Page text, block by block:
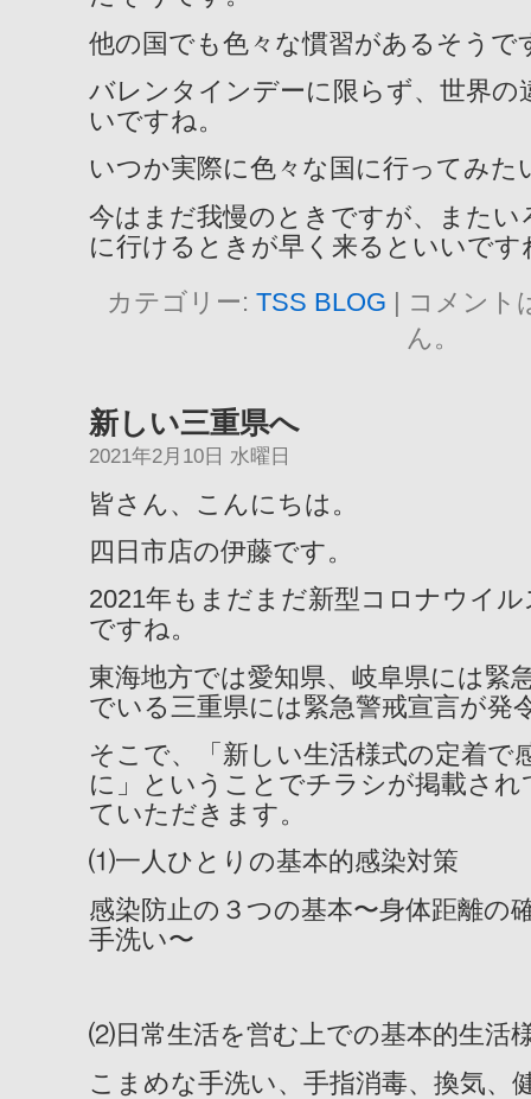
他の国でも色々な慣習があるそうで
バレンタインデーに限らず、世界の
いですね。
いつか実際に色々な国に行ってみた
今はまだ我慢のときですが、またい
に行けるときが早く来るといいです
カテゴリー: TSS BLOG | コメント
ん。
新しい三重県へ
2021年2月10日 水曜日
皆さん、こんにちは。
四日市店の伊藤です。
2021年もまだまだ新型コロナウイ
ですね。
東海地方では愛知県、岐阜県には緊
でいる三重県には緊急警戒宣言が発
そこで、「新しい生活様式の定着で
に」ということでチラシが掲載さ
ていただきます。
⑴一人ひとりの基本的感染対策
感染防止の３つの基本〜身体距離の
手洗い〜
⑵日常生活を営む上での基本的生活
こまめな手洗い、手指消毒、換気、